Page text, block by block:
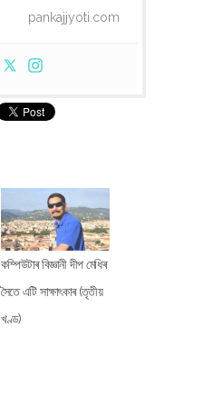
pankajjyoti.com
কম্পিউটাৰ বিজ্ঞানী দীপ মেধিৰ
সৈতে এটি সাক্ষাৎকাৰ (তৃতীয়
খণ্ড)